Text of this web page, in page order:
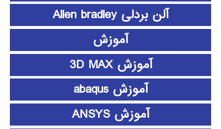
آلن بردلی Allen bradley
آموزش
آموزش 3D MAX
آموزش abaqus
آموزش ANSYS